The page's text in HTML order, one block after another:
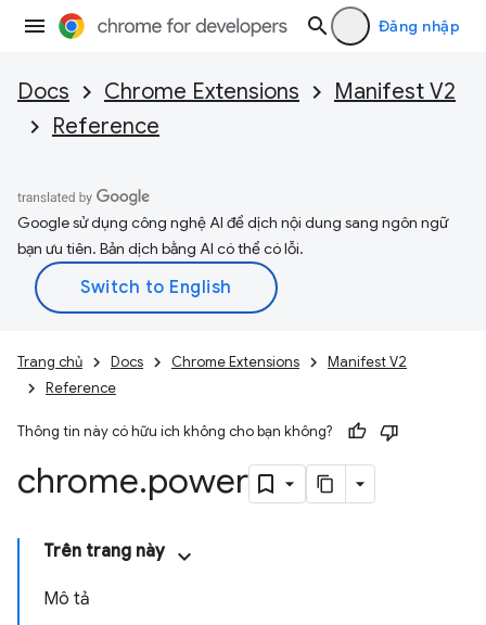
Đăng nhập
Docs Chrome Extensions
Manifest V2
Reference
Google sử dụng công nghệ AI để dịch nội dung sang ngôn ngữ
bạn ưu tiên. Bản dịch bằng AI có thể có lỗi.
Trang chủ Docs Chrome Extensions
Manifest V2
Reference
Thông tin này có hữu ích không cho bạn không?
chrome.power
Trên trang này
Mô tả